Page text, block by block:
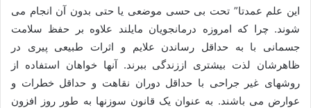
این علم عمدتا” تحت بی حسی موضعی یا حتی بدون آن انجام می
شوند. چرا که امروزه درمانجویان مایلند علاوه بر حفظ سلامت
جسمانی با به حداقل رساندن علایم و اثرات طبیعی پیری در
ظاهرشان لذت بیشتری اززندگی ببرند. آنها خواهان استفاده از
روشهای غیر جراحی با حداقل دوران نقاهت و حداقل خطرات و
عوارض می باشند. به عنوان یک قانون سوزنها به طور روز افزون